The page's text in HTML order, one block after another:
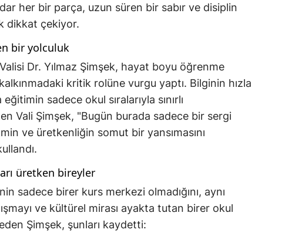
her bir parça, uzun süren bir sabır ve disiplin
dikkat çekiyor.
bir yolculuk
Dr. Yılmaz Şimşek, hayat boyu öğrenme
kritik rolüne vurgu yaptı. Bilginin hızla
sadece okul sıralarıyla sınırlı
Vali Şimşek, "Bugün burada sadece bir sergi
ve üretkenliğin somut bir yansımasını
üretken bireyler
sadece birer kurs merkezi olmadığını, aynı
ve kültürel mirası ayakta tutan birer okul
Şimşek, şunları kaydetti: